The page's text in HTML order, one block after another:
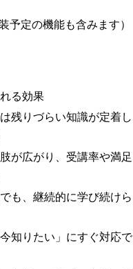
予定の機能も含みます）
る効果
残りづらい知識が定着し
が広がり、受講率や満足
も、継続的に学び続けら
知りたい」にすぐ対応で